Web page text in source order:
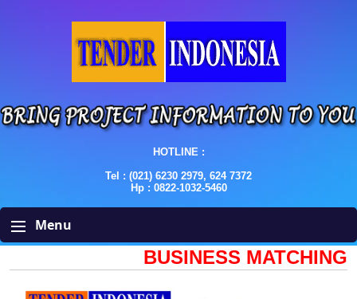
HOTLINE :
Tel : (021) 6230 2979, 624 7372
Hp : 0822-1032-5460
Menu
BUSINESS MATCHING